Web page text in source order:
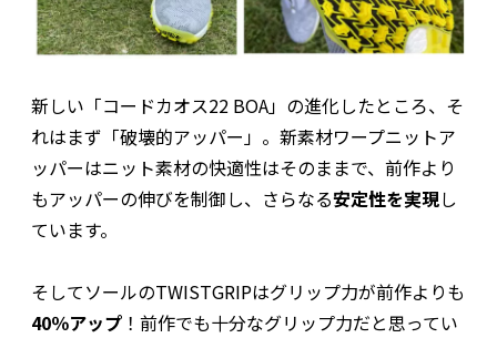
新しい「コードカオス22 BOA」の進化したところ、そ
れはまず「破壊的アッパー」。新素材ワープニットア
ッパーはニット素材の快適性はそのままで、前作より
もアッパーの伸びを制御し、さらなる安定性を実現し
ています。
そしてソールのTWISTGRIPはグリップ力が前作よりも
40％アップ ！前作でも十分なグリップ力だと思ってい